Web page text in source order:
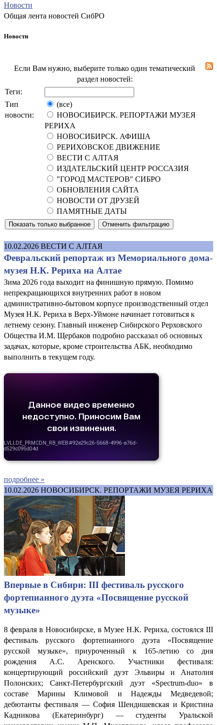
Новости
Общая лента новостей СибРО
Новости
Если Вам нужно, выберите только один тематический
раздел новостей:
Теги:
Тип
новости:
(все)
НОВОСИБИРСК. РЕПОРТАЖИ МУЗЕЯ
РЕРИХА
НОВОСИБИРСК. АФИША
РЕРИХОВСКОЕ ДВИЖЕНИЕ
ВЕСТИ С АЛТАЯ
ИЗДАТЕЛЬСКИЙ ЦЕНТР РОССАЗИЯ
"ГОРОД МАСТЕРОВ" СИБРО
ОБНОВЛЕНИЯ САЙТА
НОВОСТИ ОТ ДРУЗЕЙ
ПАМЯТНЫЕ ДАТЫ
10.02.2026 ВЕСТИ С АЛТАЯ
Февральский репортаж из Мемориального дома-
музея Н.К. Рериха на Алтае
Зима 2026 года выходит на финишную прямую. Помимо
непрекращающихся внутренних работ в новом
административно-бытовом корпусе производственный отдел
Музея Н.К. Рериха в Верх-Уймоне начинает готовиться к
летнему сезону. Главный инженер Сибирского Рерховского
Общества И.М. Щербаков подробно рассказал об основных
задачах, которые, кроме строительства АБК, необходимо
выполнить в текущем году.
подробнее »
10.02.2026 НОВОСИБИРСК. РЕПОРТАЖИ МУЗЕЯ РЕРИХА
Впервые в Сибири: III фестиваль русского
фортепианного дуэта «Посвящение русской
музыке»
8 февраля в Новосибирске, в Музее Н.К. Рериха, состоялся III
фестиваль русского фортепианного дуэта «Посвящение
русской музыке», приуроченный к 165-летию со дня
рождения А.С. Аренского. Участники фестиваля:
концертирующий российский дуэт Эльвиры и Анатолия
Полонских; Санкт-Петербургский дуэт «Spectrum-duo» в
составе Марины Климовой и Надежды Медведевой;
дебютанты фестиваля — София Шендишевская и Кристина
Кадникова (Екатеринбург) — студенты Уральской